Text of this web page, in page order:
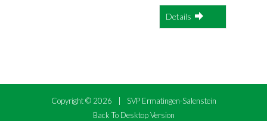
Details
Copyright © 2026
SVP Ermatingen-Salenstein
Back To Desktop Version